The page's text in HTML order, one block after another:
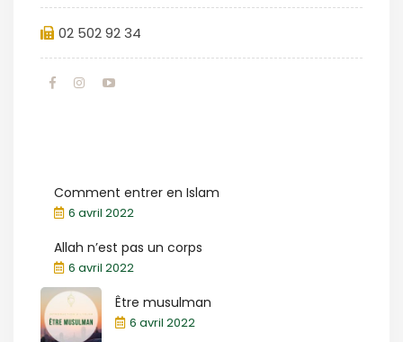
02 502 92 34
Comment entrer en Islam
6 avril 2022
Allah n’est pas un corps
6 avril 2022
Être musulman
6 avril 2022